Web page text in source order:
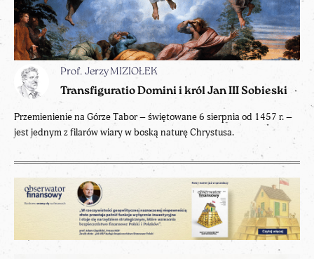
Prof. Jerzy MIZIOŁEK
Transfiguratio Domini i król Jan III Sobieski
Przemienienie na Górze Tabor – świętowane 6 sierpnia od 1457 r. –
jest jednym z filarów wiary w boską naturę Chrystusa.